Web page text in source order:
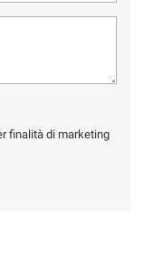
finalità di marketing